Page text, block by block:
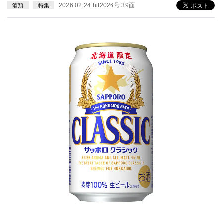
酒類 特集 2026.02.24 hit2026号 39面